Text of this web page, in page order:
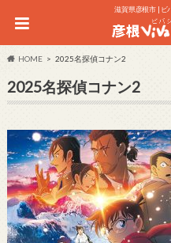
滋賀県彦根市 | ビ
HOME 2025名探偵コナン2
2025名探偵コナン2